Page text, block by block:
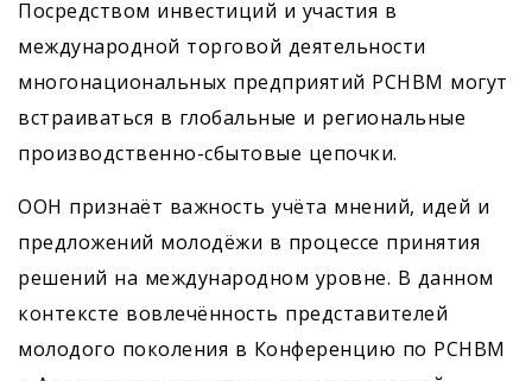
Посредством инвестиций и участия в
международной торговой деятельности
многонациональных предприятий РСНВМ могут
встраиваться в глобальные и региональные
производственно-сбытовые цепочки.
ООН признаёт важность учёта мнений, идей и
предложений молодёжи в процессе принятия
решений на международном уровне. В данном
контексте вовлечённость представителей
молодого поколения в Конференцию по РСНВМ